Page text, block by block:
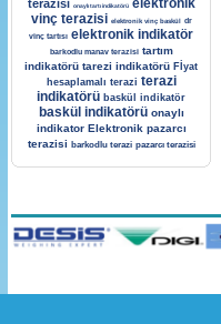
terazisi onaylı tartı indikatörü elektronik
vinç terazisi elektronik vinç baskül dr
vinç tartısı elektronik indikatör
barkodlu manav terazisi tartım
indikatörü tarezi indikatörü Fİyat
hesaplamalı terazi terazi
indikatörü baskül indikatör
baskül indikatörü onaylı
indikator Elektronik pazarcı
terazisi barkodlu terazi pazarcı terazisi